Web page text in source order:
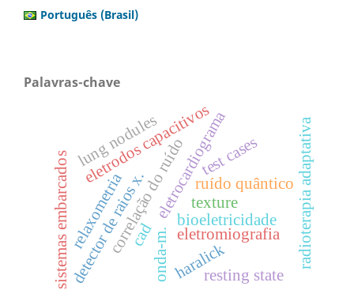
Português (Brasil)
Palavras-chave
detector de raios x. bioeletricidade
sistemas embarcados eletrocardiograma
eletrodos capacitivosruído quântico
correlação do ruídoeletromiografia radioterapia adaptativa
test cases
onda-m.
lung nodules
cad
haralick
texture
resting state
relaxometria